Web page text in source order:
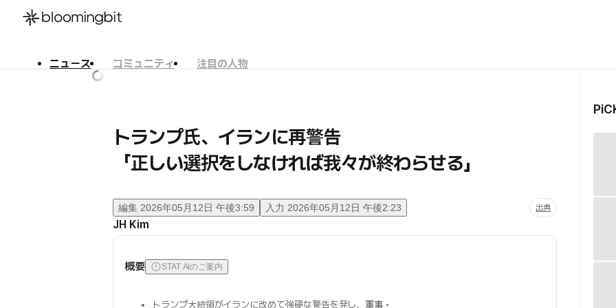
ニュース コミュニティ
注目の人物
トランプ氏、イランに再警告
「正しい選択をしなければ我々が終わらせる」
編集 2026年05月12日 午後3:59 入力 2026年05月12日 午後2:23 出典
JH Kim
概要 STAT AIのご案内
トランプ大統領がイランに改めて強硬な警告を発し、 軍事・